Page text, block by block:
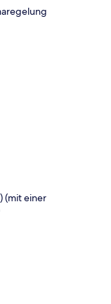
(mit einer